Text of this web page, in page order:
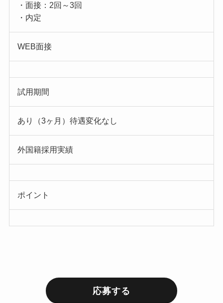
・面接：2回～3回
・内定
WEB面接
試用期間
あり（3ヶ月）待遇変化なし
外国籍採用実績
ポイント
応募する